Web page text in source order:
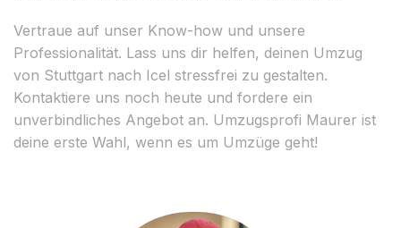
Vertraue auf unser Know-how und unsere
Professionalität. Lass uns dir helfen, deinen Umzug
von Stuttgart nach Icel stressfrei zu gestalten.
Kontaktiere uns noch heute und fordere ein
unverbindliches Angebot an. Umzugsprofi Maurer ist
deine erste Wahl, wenn es um Umzüge geht!